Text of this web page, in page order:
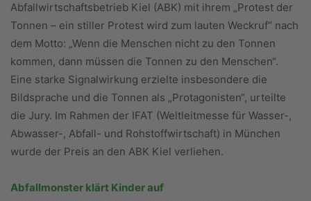
Abfallwirtschaftsbetrieb Kiel (ABK) mit ihrem „Protest der
Tonnen – ein stiller Protest wird zum lauten Weckruf“ nach
dem Motto: „Wenn die Menschen nicht zu den Tonnen
kommen, dann müssen die Tonnen zu den Menschen“.
Eine starke Signalwirkung erzielte insbesondere die
Bildsprache und die Tonnen als „Protagonisten“, urteilte
die Jury. Im Rahmen der IFAT (Weltleitmesse für Wasser-,
Abwasser-, Abfall- und Rohstoffwirtschaft) in München
wurde der Preis an den ABK Kiel verliehen.
Abfallmonster klärt Kinder auf